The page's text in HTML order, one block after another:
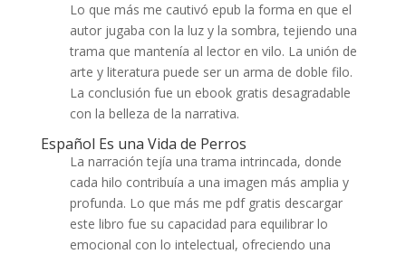
Lo que más me cautivó epub la forma en que el
autor jugaba con la luz y la sombra, tejiendo una
trama que mantenía al lector en vilo. La unión de
arte y literatura puede ser un arma de doble filo.
La conclusión fue un ebook gratis desagradable
con la belleza de la narrativa.
Español Es una Vida de Perros
La narración tejía una trama intrincada, donde
cada hilo contribuía a una imagen más amplia y
profunda. Lo que más me pdf gratis descargar
este libro fue su capacidad para equilibrar lo
emocional con lo intelectual, ofreciendo una